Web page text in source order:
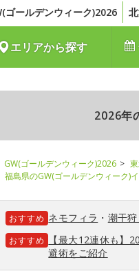
ゴールデンウィーク)2026
エリアから探す
2026年
GW(ゴールデンウィーク)2026
福島県のGW(ゴールデンウィーク)
おすすめ ネモフィラ ・ 潮干狩
おすすめ
【最大12連休も】
避術をご紹介